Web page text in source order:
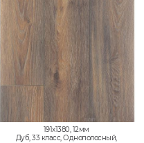
191x1380, 12мм
Дуб, 33 класс, Однополосный,